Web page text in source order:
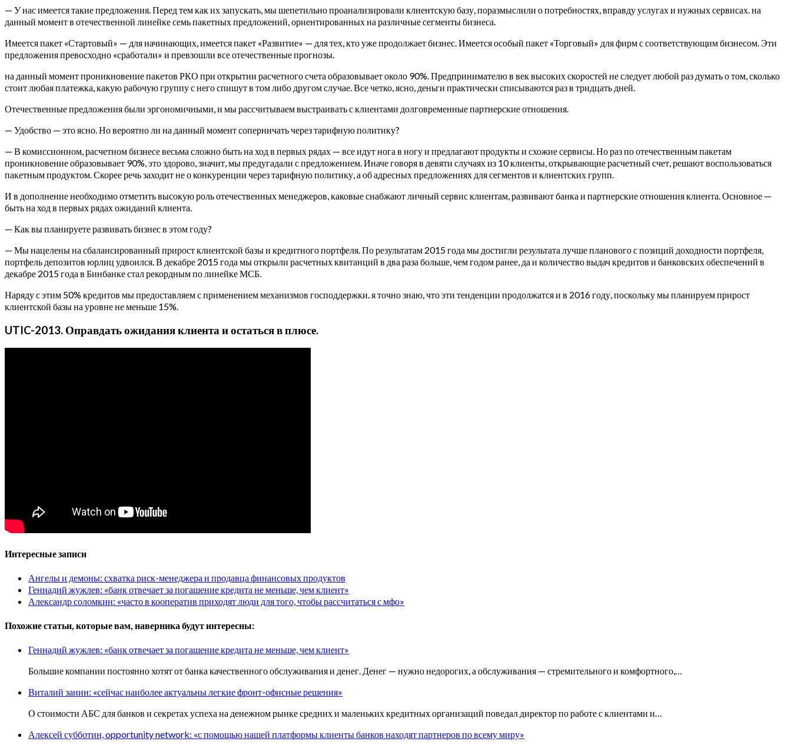
— У нас имеется такие предложения. Перед тем как их запускать, мы шепетильно проанализировали клиентскую базу, поразмыслили о потребностях, вправду услугах и нужных сервисах. на
данный момент в отечественной линейке семь пакетных предложений, ориентированных на различные сегменты бизнеса.
Имеется пакет «Стартовый» — для начинающих, имеется пакет «Развитие» — для тех, кто уже продолжает бизнес. Имеется особый пакет «Торговый» для фирм с соответствующим бизнесом. Эти
предложения превосходно «сработали» и превзошли все отечественные прогнозы.
на данный момент проникновение пакетов РКО при открытии расчетного счета образовывает около 90%. Предпринимателю в век высоких скоростей не следует любой раз думать о том, сколько
стоит любая платежка, какую рабочую группу с него спишут в том либо другом случае. Все четко, ясно, деньги практически списываются раз в тридцать дней.
Отечественные предложения были эргономичными, и мы рассчитываем выстраивать с клиентами долговременные партнерские отношения.
— Удобство — это ясно. Но вероятно ли на данный момент соперничать через тарифную политику?
— В комиссионном, расчетном бизнесе весьма сложно быть на ход в первых рядах — все идут нога в ногу и предлагают продукты и схожие сервисы. Но раз по отечественным пакетам
проникновение образовывает 90%, это здорово, значит, мы предугадали с предложением. Иначе говоря в девяти случаях из 10 клиенты, открывающие расчетный счет, решают воспользоваться
пакетным продуктом. Скорее речь заходит не о конкуренции через тарифную политику, а об адресных предложениях для сегментов и клиентских групп.
И в дополнение необходимо отметить высокую роль отечественных менеджеров, каковые снабжают личный сервис клиентам, развивают банка и партнерские отношения клиента. Основное —
быть на ход в первых рядах ожиданий клиента.
— Как вы планируете развивать бизнес в этом году?
— Мы нацелены на сбалансированный прирост клиентской базы и кредитного портфеля. По результатам 2015 года мы достигли результата лучше планового с позиций доходности портфеля,
портфель депозитов юрлиц удвоился. В декабре 2015 года мы открыли расчетных квитанций в два раза больше, чем годом ранее, да и количество выдач кредитов и банковских обеспечений в
декабре 2015 года в Бинбанке стал рекордным по линейке МСБ.
Наряду с этим 50% кредитов мы предоставляем с применением механизмов господдержки. я точно знаю, что эти тенденции продолжатся и в 2016 году, поскольку мы планируем прирост
клиентской базы на уровне не меньше 15%.
UTIC-2013. Оправдать ожидания клиента и остаться в плюсе.
Интересные записи
Ангелы и демоны: схватка риск-менеджера и продавца финансовых продуктов
Геннадий жужлев: «банк отвечает за погашение кредита не меньше, чем клиент»
Александр соломкин: «часто в кооператив приходят люди для того, чтобы рассчитаться с мфо»
Похожие статьи, которые вам, наверника будут интересны:
Геннадий жужлев: «банк отвечает за погашение кредита не меньше, чем клиент»
Большие компании постоянно хотят от банка качественного обслуживания и денег. Денег — нужно недорогих, а обслуживания — стремительного и комфортного,…
Виталий занин: «сейчас наиболее актуальны легкие фронт-офисные решения»
О стоимости АБС для банков и секретах успеха на денежном рынке средних и маленьких кредитных организаций поведал директор по работе с клиентами и…
Алексей субботин, opportunity network: «с помощью нашей платформы клиенты банков находят партнеров по всему миру»